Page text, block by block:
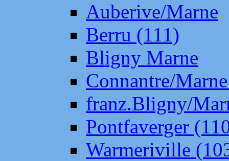
Auberive/Marne
Berru (111)
Bligny Marne
Connantre/
franz.Bligny/
Pontfaverger
Warmeriville